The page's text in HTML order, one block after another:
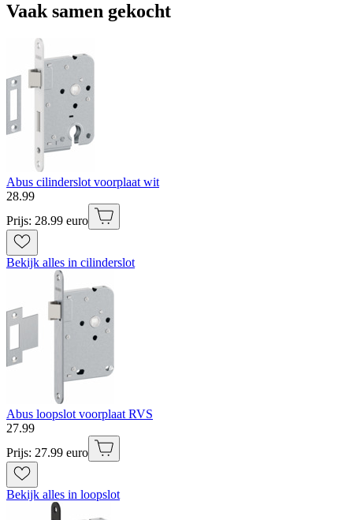
Vaak samen gekocht
Abus cilinderslot voorplaat wit
28.99
Prijs: 28.99 euro
Bekijk alles in cilinderslot
Abus loopslot voorplaat RVS
27.99
Prijs: 27.99 euro
Bekijk alles in loopslot